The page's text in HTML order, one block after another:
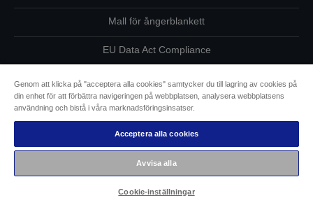
Mall för ångerblankett
EU Data Act Compliance
Kontakta oss angående dina uppgifter
Information om cookies
Epsons åtagande avseende tillgänglighet
Copyright © 2026 Seiko Epson
Genom att klicka på "acceptera alla cookies" samtycker du till lagring av cookies på
din enhet för att förbättra navigeringen på webbplatsen, analysera webbplatsens
användning och bistå i våra marknadsföringsinsatser.
Acceptera alla cookies
Avvisa alla
Cookie-inställningar